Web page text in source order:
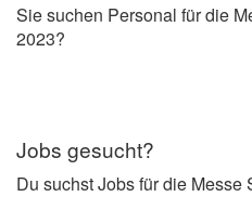
Sie suchen Personal für die
2023?
Jobs gesucht?
Du suchst Jobs für die